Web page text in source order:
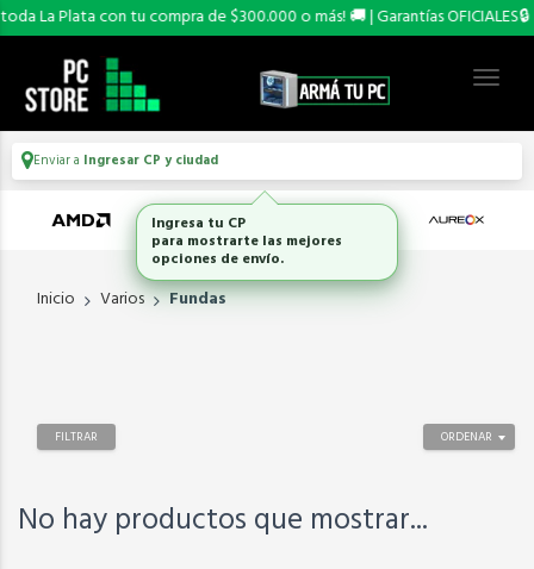
La Plata con tu compra de $300.000 o más! 🚚 | Garantías OFICIALES🔒
Enviar a Ingresar CP y ciudad
Inicio Varios Fundas
ORDENAR
FILTRAR
No hay productos que mostrar...
Ingresa tu CP
para mostrarte las mejores
opciones de envío.